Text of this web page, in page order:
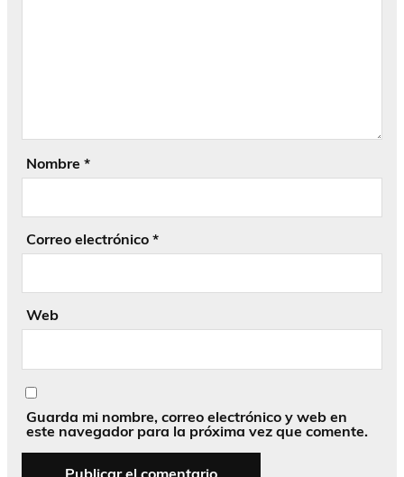
Nombre *
Correo electrónico *
Web
Guarda mi nombre, correo electrónico y web en
este navegador para la próxima vez que comente.